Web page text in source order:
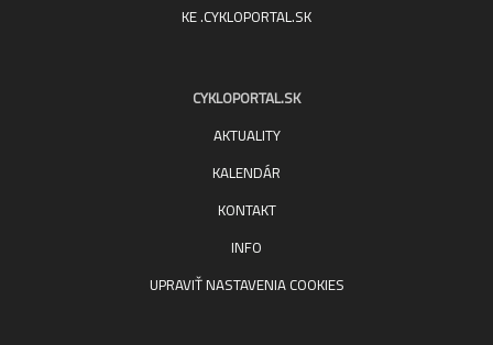
KE .CYKLOPORTAL.SK
CYKLOPORTAL.SK
AKTUALITY
KALENDÁR
KONTAKT
INFO
UPRAVIŤ NASTAVENIA COOKIES